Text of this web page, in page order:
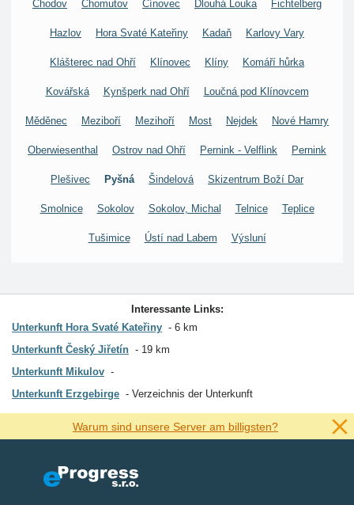
Chodov Chomutov Cínovec Dlouhá Louka Fichtelberg
Hazlov Hora Svaté Kateřiny Kadaň Karlovy Vary
Klášterec nad Ohří Klínovec Klíny Komáří hůrka
Kovářská Kynšperk nad Ohří Loučná pod Klínovcem
Měděnec Meziboří Mezihoří Most Nejdek Nové Hamry
Oberwiesenthal Ostrov nad Ohří Pernink - Velflink Pernink
Plešivec Pyšná Šindelová Skizentrum Boží Dar
Smolnice Sokolov Sokolov, Michal Telnice Teplice
Tušimice Ústí nad Labem Výsluní
Interessante Links:
Unterkunft Hora Svaté Kateřiny
6 km
Unterkunft Český Jiřetín
19 km
Unterkunft Mikulov
Unterkunft Erzgebirge
Verzeichnis der Unterkunft
Warum sind unsere Server am billigsten?